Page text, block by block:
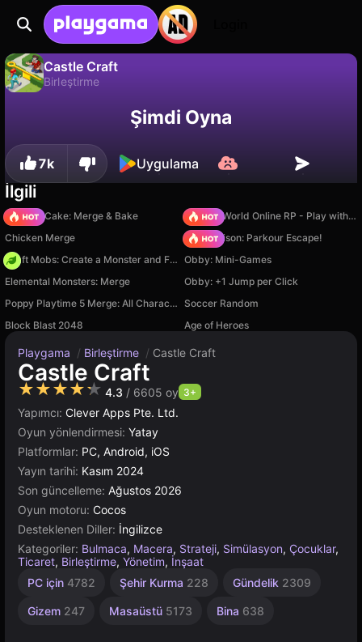
Castle Craft
Birleştirme
İlerlemeyi kaydet! Hayır
Şimdi Oyna
7k Uygulama
İlgili
Piece of Cake: Merge & Bake
Sprunki World Online RP - Play with Friends!
Chicken Merge
Barry Prison: Parkour Escape!
Craft Mobs: Create a Monster and Fight! Obby: Mini-Games
Elemental Monsters: Merge
Obby: +1 Jump per Click
Poppy Playtime 5 Merge: All Characters
Soccer Random
Block Blast 2048
Age of Heroes
Playgama / Birleştirme / Castle Craft
Castle Craft
★★★★★ 4.3 / 6605 oy 3+
Yapımcı: Clever Apps Pte. Ltd.
Oyun yönlendirmesi: Yatay
Platformlar: PC, Android, iOS
Yayın tarihi: Kasım 2024
Son güncelleme: Ağustos 2026
Oyun motoru: Cocos
Desteklenen Diller: İngilizce
Kategoriler: Bulmaca, Macera, Strateji, Simülasyon, Çocuklar,
Ticaret, Birleştirme, Yönetim, İnşaat
PC için 4782 Şehir Kurma 228 Gündelik 2309
Gizem 247 Masaüstü 5173 Bina 638
Kaynak
300
Yüksek
3570
Rus
Kale
Tarayıcı
Cocos